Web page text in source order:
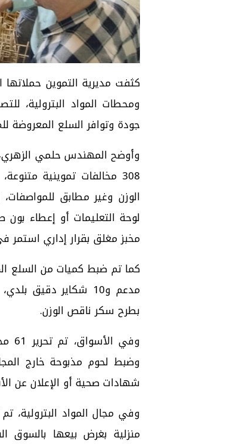
كثفت مديرية التموين حملاتها
ومحطات المواد البترولية،
جودة وتوافر السلع المعروضة
وأوضح المهندس حلمي الزهري،
الوزن وغير مطابق
لوحة التعليمات أو إعطاء
مخبز مغلق بقرار إداري استمر
مدعم و10 شكاير
بطرح سكر ناقص الوزن.
وضبط لحوم مذبوحة خارج
شهادات صحية أو الإعلان عن
منزلية بغرض بيعها بالسوق